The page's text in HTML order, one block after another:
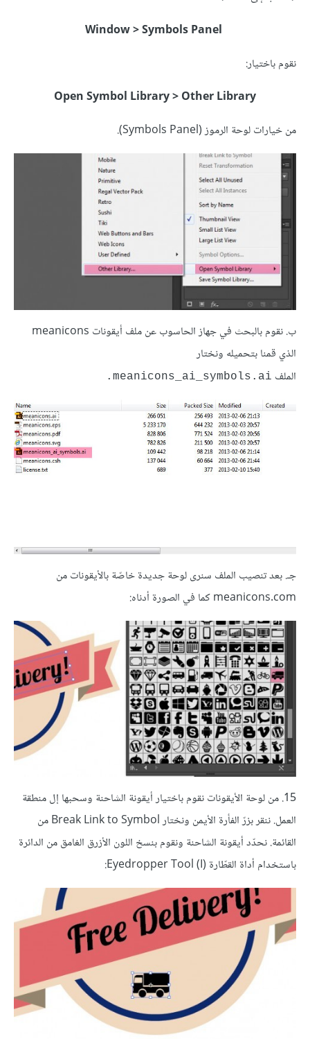
نقوم باختيار:
Open Symbol Library > Other Library
من خيارات لوحة الرموز (Symbols Panel).
ب. نقوم بالبحث في جهاز الحاسوب عن ملف أيقونات meanicons
الذي قمنا بتحميله ونختار
الملف meanicons_ai_symbols.ai.
جـ. بعد تنصيب الملف سنرى لوحة جديدة خاصّة بالأيقونات من
meanicons.com كما في الصورة أدناه:
15. من لوحة الأيقونات نقوم باختيار أيقونة الشاحنة وسحبها إل منطقة
العمل. ننقر بزرّ الفأرة الأيمن ونختار Break Link to Symbol من
القائمة. نحدّد أيقونة الشاحنة ونقوم بنسخ اللون الأزرق الغامق من الدائرة
باستخدام أداة القطّارة (Eyedropper Tool (I: